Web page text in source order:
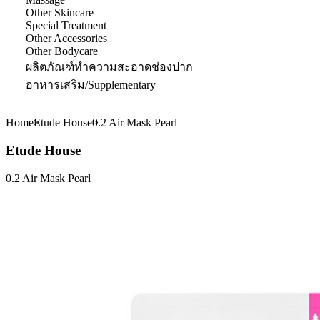
Other Skincare
Special Treatment
Other Accessories
Other Bodycare
ผลิตภัณฑ์ทำความสะอาดช่องปาก
อาหารเสริม/Supplementary
HomeEtude House0.2 Air Mask Pearl
Etude House
0.2 Air Mask Pearl